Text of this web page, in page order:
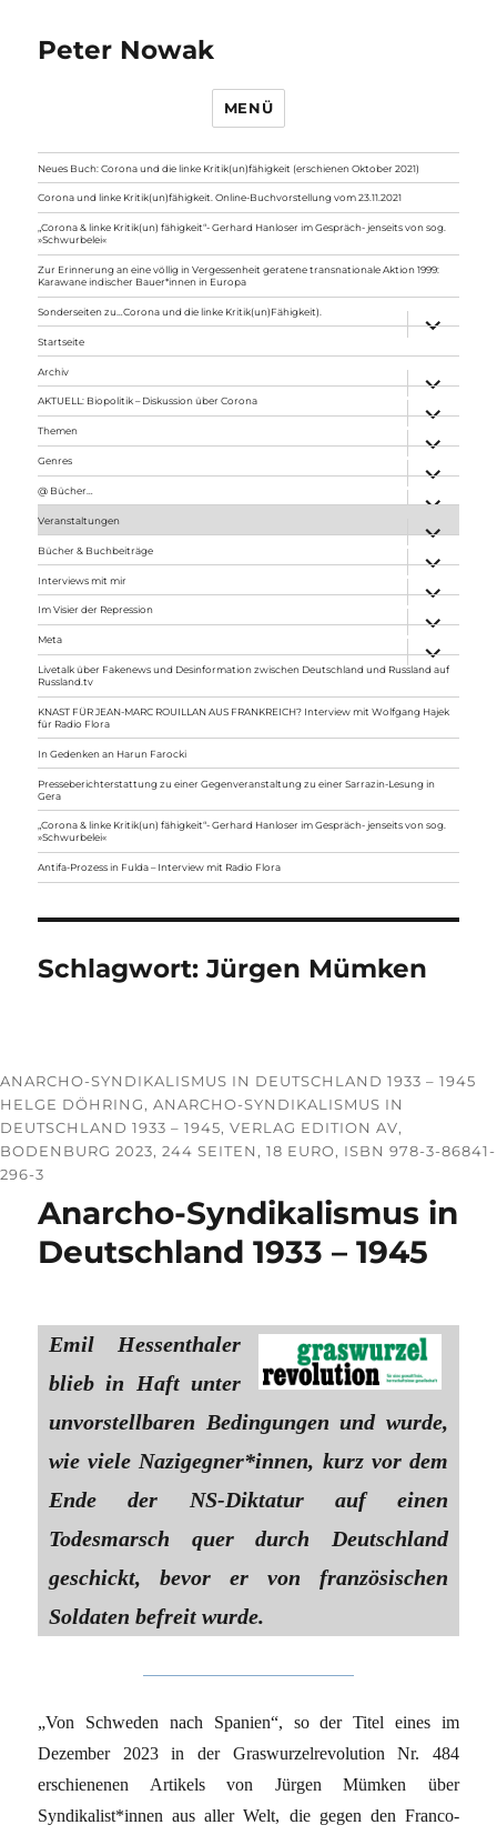
Peter Nowak
MENÜ
Neues Buch: Corona und die linke Kritik(un)fähigkeit (erschienen Oktober 2021)
Corona und linke Kritik(un)fähigkeit. Online-Buchvorstellung vom 23.11.2021
„Corona & linke Kritik(un) fähigkeit“- Gerhard Hanloser im Gespräch- jenseits von sog.
»Schwurbelei«
Zur Erinnerung an eine völlig in Vergessenheit geratene transnationale Aktion 1999:
Karawane indischer Bauer*innen in Europa
Sonderseiten zu…Corona und die linke Kritik(un)Fähigkeit).
anzeigen
Startseite
Archiv
anzeigen
AKTUELL: Biopolitik – Diskussion über Corona
anzeigen
Themen
anzeigen
Genres
anzeigen
@ Bücher…
Veranstaltungen
anzeigen
Bücher & Buchbeiträge
anzeigen
Interviews mit mir
anzeigen
Im Visier der Repression
anzeigen
Meta
anzeigen
Livetalk über Fakenews und Desinformation zwischen Deutschland und Russland auf
Russland.tv
KNAST FÜR JEAN-MARC ROUILLAN AUS FRANKREICH? Interview mit Wolfgang Hajek
für Radio Flora
In Gedenken an Harun Farocki
Presseberichterstattung zu einer Gegenveranstaltung zu einer Sarrazin-Lesung in
Gera
„Corona & linke Kritik(un) fähigkeit“- Gerhard Hanloser im Gespräch- jenseits von sog.
»Schwurbelei«
Antifa-Prozess in Fulda – Interview mit Radio Flora
Schlagwort:Jürgen Mümken
ANARCHO-SYNDIKALISMUS IN DEUTSCHLAND 1933 – 1945
HELGE DÖHRING, ANARCHO-SYNDIKALISMUS IN
DEUTSCHLAND 1933 – 1945, VERLAG EDITION AV,
BODENBURG 2023, 244 SEITEN, 18 EURO, ISBN 978-3-86841-
296-3
Anarcho-Syndikalismus in
Deutschland 1933 – 1945
Emil Hessenthaler
blieb in Haft unter
unvorstellbaren Bedingungen und wurde,
wie viele Nazigegner*innen, kurz vor dem
Ende der NS-Diktatur auf einen
Todesmarsch quer durch Deutschland
geschickt, bevor er von französischen
Soldaten befreit wurde.
„Von Schweden nach Spanien“, so der Titel eines im
Dezember 2023 in der Graswurzelrevolution Nr. 484
erschienenen Artikels von Jürgen Mümken über
Syndikalist*innen aus aller Welt, die gegen den Franco-